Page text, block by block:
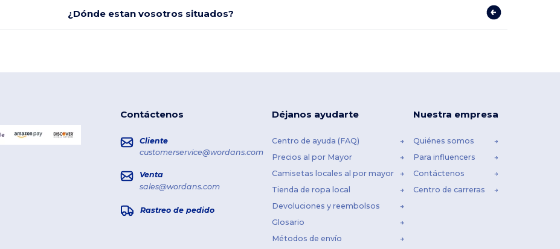
¿Dónde estan vosotros situados?
Contáctenos
Cliente
customerservice@wordans.com
Venta
sales@wordans.com
Rastreo de pedido
Déjanos ayudarte
Centro de ayuda (FAQ)
Precios al por Mayor
Camisetas locales al por mayor
Tienda de ropa local
Devoluciones y reembolsos
Glosario
Métodos de envío
Nuestra empresa
Quiénes somos
Para influencers
Contáctenos
Centro de carreras